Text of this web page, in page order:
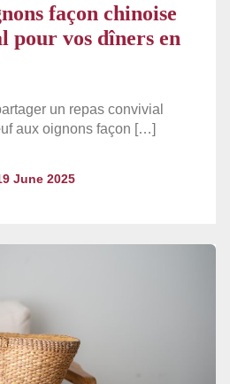
façon chinoise
pour vos dîners en
un repas convivial
aux oignons façon […]
June 2025